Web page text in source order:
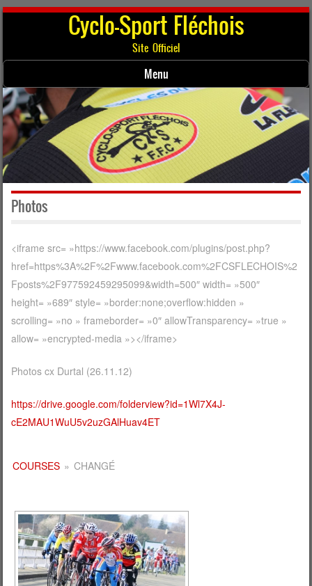
Cyclo-Sport Fléchois
Site Officiel
Menu
Skip to content
Photos
<iframe src= »https://www.facebook.com/plugins/post.php?
href=https%3A%2F%2Fwww.facebook.com%2FCSFLECHOIS%2
Fposts%2F977592459295099&width=500″ width= »500″
height= »689″ style= »border:none;overflow:hidden »
scrolling= »no » frameborder= »0″ allowTransparency= »true »
allow= »encrypted-media »></iframe>
Photos cx Durtal (26.11.12)
https://drive.google.com/folderview?id=1Wl7X4J-
cE2MAU1WuU5v2uzGAlHuav4ET
COURSES » CHANGÉ